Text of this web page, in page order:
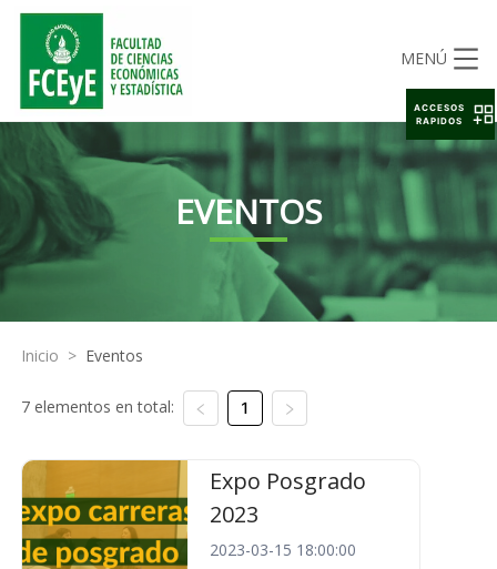
MENÚ
EVENTOS
Inicio > Eventos
7 elementos en total: 1
Expo Posgrado
2023
2023-03-15 18:00:00
ACCESOS
RAPIDOS